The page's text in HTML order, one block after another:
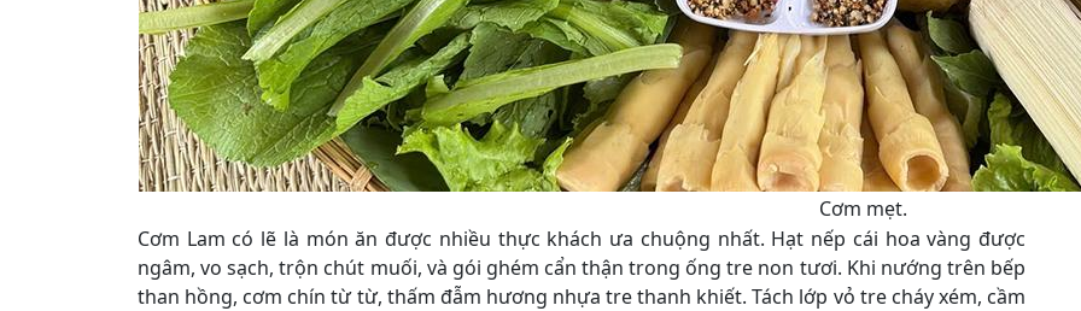
Cơm mẹt.
Cơm Lam có lẽ là món ăn được nhiều thực khách ưa chuộng nhất. Hạt nếp cái hoa vàng được
ngâm, vo sạch, trộn chút muối, và gói ghém cẩn thận trong ống tre non tươi. Khi nướng trên bếp
than hồng, cơm chín từ từ, thấm đẫm hương nhựa tre thanh khiết. Tách lớp vỏ tre cháy xém, cầm